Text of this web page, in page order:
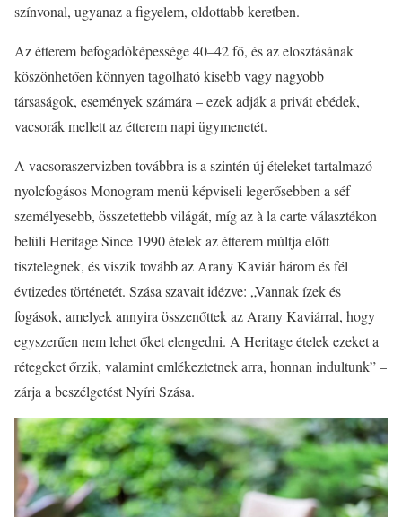
színvonal, ugyanaz a figyelem, oldottabb keretben.
Az étterem befogadóképessége 40–42 fő, és az elosztásának
köszönhetően könnyen tagolható kisebb vagy nagyobb
társaságok, események számára – ezek adják a privát ebédek,
vacsorák mellett az étterem napi ügymenetét.
A vacsoraszervizben továbbra is a szintén új ételeket tartalmazó
nyolcfogásos Monogram menü képviseli legerősebben a séf
személyesebb, összetettebb világát, míg az à la carte választékon
belüli Heritage Since 1990 ételek az étterem múltja előtt
tisztelegnek, és viszik tovább az Arany Kaviár három és fél
évtizedes történetét. Szása szavait idézve: „Vannak ízek és
fogások, amelyek annyira összenőttek az Arany Kaviárral, hogy
egyszerűen nem lehet őket elengedni. A Heritage ételek ezeket a
rétegeket őrzik, valamint emlékeztetnek arra, honnan indultunk” –
zárja a beszélgetést Nyíri Szása.